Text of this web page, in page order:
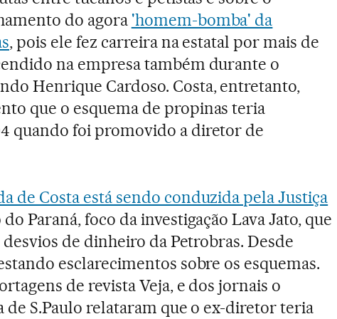
do agora 'homem-bomba' da
, pois ele fez carreira na estatal por mais de
na empresa também durante o
Henrique Cardoso. Costa, entretanto,
que o esquema de propinas teria
quando foi promovido a diretor de
de Costa está sendo conduzida pela Justiça
Paraná, foco da investigação Lava Jato, que
de dinheiro da Petrobras. Desde
esclarecimentos sobre os esquemas.
de revista Veja, e dos jornais o
de S.Paulo relataram que o ex-diretor teria